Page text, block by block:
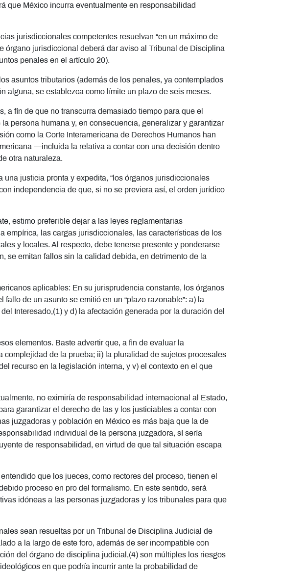
que México incurra eventualmente en responsabilidad
jurisdiccionales competentes resuelvan “en un máximo de
órgano jurisdiccional deberá dar aviso al Tribunal de Disciplina
penales en el artículo 20).
asuntos tributarios (además de los penales, ya contemplados
alguna, se establezca como límite un plazo de seis meses.
a fin de que no transcurra demasiado tiempo para que el
persona humana y, en consecuencia, generalizar y garantizar
como la Corte Interamericana de Derechos Humanos han
—incluida la relativa a contar con una decisión dentro
otra naturaleza.
justicia pronta y expedita, “los órganos jurisdiccionales
independencia de que, si no se previera así, el orden jurídico
estimo preferible dejar a las leyes reglamentarias
empírica, las cargas jurisdiccionales, las características de los
y locales. Al respecto, debe tenerse presente y ponderarse
se emitan fallos sin la calidad debida, en detrimento de la
aplicables: En su jurisprudencia constante, los órganos
de un asunto se emitió en un “plazo razonable”: a) la
Interesado,(1) y d) la afectación generada por la duración del
elementos. Baste advertir que, a fin de evaluar la
de la prueba; ii) la pluralidad de sujetos procesales
recurso en la legislación interna, y v) el contexto en el que
no eximiría de responsabilidad internacional al Estado,
garantizar el derecho de las y los justiciables a contar con
juzgadoras y población en México es más baja que la de
individual de la persona juzgadora, sí sería
de responsabilidad, en virtud de que tal situación escapa
que los jueces, como rectores del proceso, tienen el
proceso en pro del formalismo. En este sentido, será
idóneas a las personas juzgadoras y los tribunales para que
sean resueltas por un Tribunal de Disciplina Judicial de
a la largo de este foro, además de ser incompatible con
del órgano de disciplina judicial,(4) son múltiples los riesgos
en que podría incurrir ante la probabilidad de